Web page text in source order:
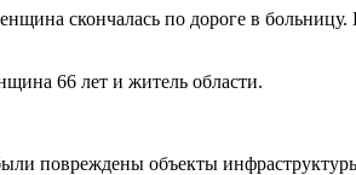
скончалась по дороге в
66 лет и житель области.
повреждены объекты